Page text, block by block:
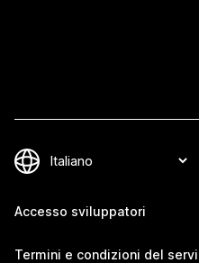
Accesso sviluppatori
Termini e condizioni del